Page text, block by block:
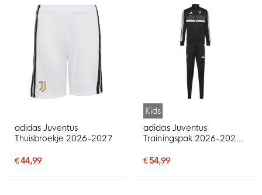
adidas Juventus
Thuisbroekje 2026-2027
€ 44,99
Kids
adidas Juventus
Trainingspak 2026-2027
€ 54,99